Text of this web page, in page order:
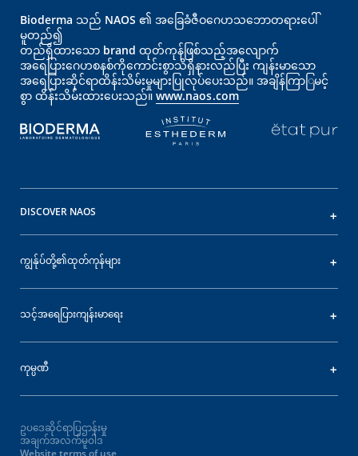
Bioderma သည် NAOS ၏ အခြေခံဇီဝဂေဟသဘောတရားပေါ်
မူတည်၍
တည်ရှိထားသော brand ထုတ်ကုန်ဖြစ်သည့်အလျောက်
အရေပြား‌‌‌‌ဂေဟစနစ်ကိုကောင်းစွာသိရှိနားလည်ပြီး ကျန်းမာသော
အရေပြားဆိုင်ရာထိန်းသိမ်းမှုများပြုလုပ်ပေးသည်။ အချိန်ကြာြမင့်
စွာ ထိန်းသိမ်းထားပေးသည်။ www.naos.com
DISCOVER NAOS
ကျွန်ုပ်တို့၏ထုတ်ကုန်များ
သင့်အရေပြားကျန်းမာရေး
ကုမ္ပဏီ
ဥပဒေဆိုင်ရာပြဌာန်းမှု
အချက်အလက်မူဝါဒ
Website terms of use